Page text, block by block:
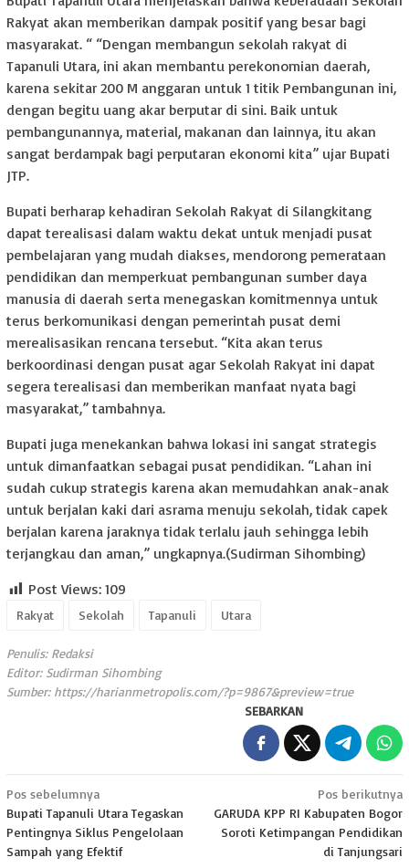
Rakyat akan memberikan dampak positif yang besar bagi
masyarakat. “ “Dengan membangun sekolah rakyat di
Tapanuli Utara, ini akan membantu perekonomian daerah,
karena sekitar 200 M anggaran untuk 1 titik Pembangunan ini,
dengan begitu uang akar berputar di sini. Baik untuk
pembangunannya, material, makanan dan lainnya, itu akan
sangat berdampak bagi perputaran ekonomi kita” ujar Bupati
JTP.
Bupati berharap kehadiran Sekolah Rakyat di Silangkitang
dapat terealisasi dalam waktu dekat untuk menjadi pusat
pembelajaran yang mudah diakses, mendorong pemerataan
pendidikan dan memperkuat pembangunan sumber daya
manusia di daerah serta menegaskan komitmennya untuk
terus berkomunikasi dengan pemerintah pusat demi
merealisasikan rencana tersebut. “Kita akan terus
berkoordinasi dengan pusat agar Sekolah Rakyat ini dapat
segera terealisasi dan memberikan manfaat nyata bagi
masyarakat,” tambahnya.
Bupati juga menekankan bahwa lokasi ini sangat strategis
untuk dimanfaatkan sebagai pusat pendidikan. “Lahan ini
sudah cukup strategis karena akan memudahkan anak-anak
untuk berjalan kaki dari asrama menuju sekolah, tidak capek
berjalan karena jaraknya tidak terlalu jauh sehingga lebih
terjangkau dan aman,” ungkapnya.(Sudirman Sihombing)
Post Views: 109
Rakyat Sekolah Tapanuli Utara
Penulis: Redaksi
Editor: Sudirman Sihombing
Sumber: https://harianmetropolis.com/?p=9867&preview=true
SEBARKAN
Navigasi
pos
Pos sebelumnya
Bupati Tapanuli Utara Tegaskan
Pentingnya Siklus Pengelolaan
Sampah yang Efektif
Pos berikutnya
GARUDA KPP RI Kabupaten Bogor
Soroti Ketimpangan Pendidikan
di Tanjungsari